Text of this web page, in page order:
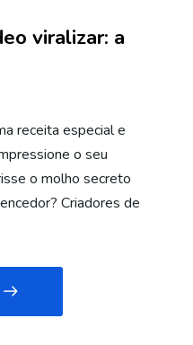
viralizar: a
receita especial e
o seu
o molho secreto
Criadores de